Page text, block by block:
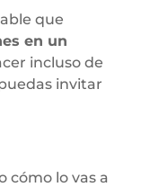
que
en un
incluso de
invitar
cómo lo vas a